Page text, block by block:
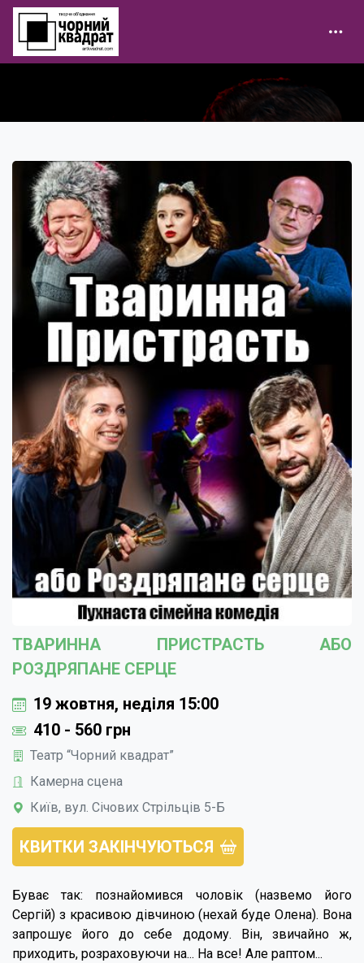
ТВАРИННА ПРИСТРАСТЬ АБО
РОЗДРЯПАНЕ СЕРЦЕ
19 жовтня, неділя 15:00
410 - 560 грн
Театр “Чорний квадрат”
Камерна сцена
Київ, вул. Січових Стрільців 5-Б
КВИТКИ ЗАКІНЧУЮТЬСЯ
Буває так: познайомився чоловік (назвемо його
Сергій) з красивою дівчиною (нехай буде Олена). Вона
запрошує його до себе додому. Він, звичайно ж,
приходить, розраховуючи на... На все! Але раптом...